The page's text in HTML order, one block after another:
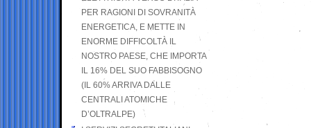
PER RAGIONI DI SOVRANITÀ
ENERGETICA, E METTE IN
ENORME DIFFICOLTÀ IL
NOSTRO PAESE, CHE IMPORTA
IL 16% DEL SUO FABBISOGNO
(IL 60% ARRIVA DALLE
CENTRALI ATOMICHE
D’OLTRALPE)